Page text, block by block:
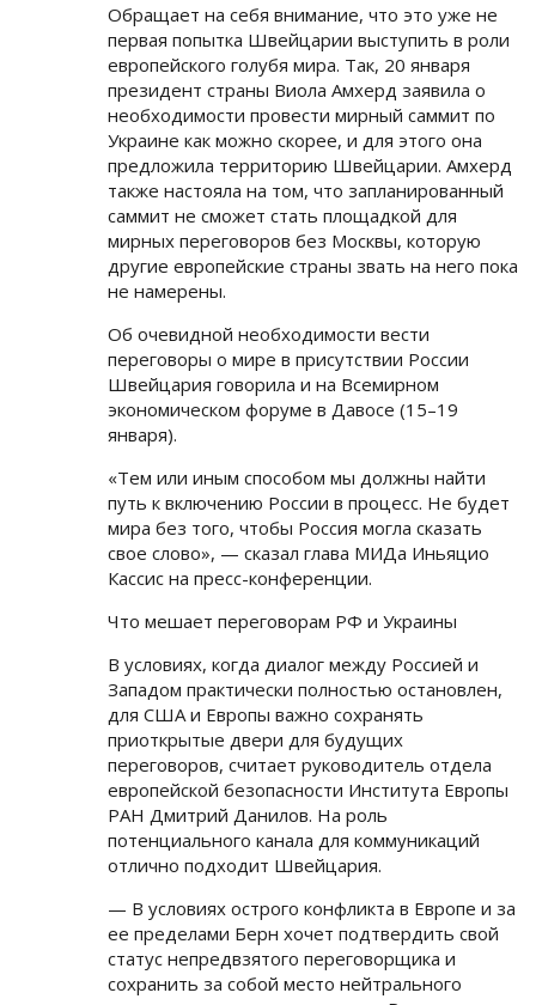
Обращает на себя внимание, что это уже не
первая попытка Швейцарии выступить в роли
европейского голубя мира. Так, 20 января
президент страны Виола Амхерд заявила о
необходимости провести мирный саммит по
Украине как можно скорее, и для этого она
предложила территорию Швейцарии. Амхерд
также настояла на том, что запланированный
саммит не сможет стать площадкой для
мирных переговоров без Москвы, которую
другие европейские страны звать на него пока
не намерены.
Об очевидной необходимости вести
переговоры о мире в присутствии России
Швейцария говорила и на Всемирном
экономическом форуме в Давосе (15–19
января).
«Тем или иным способом мы должны найти
путь к включению России в процесс. Не будет
мира без того, чтобы Россия могла сказать
свое слово», — сказал глава МИДа Иньяцио
Кассис на пресс-конференции.
Что мешает переговорам РФ и Украины
В условиях, когда диалог между Россией и
Западом практически полностью остановлен,
для США и Европы важно сохранять
приоткрытые двери для будущих
переговоров, считает руководитель отдела
европейской безопасности Института Европы
РАН Дмитрий Данилов. На роль
потенциального канала для коммуникаций
отлично подходит Швейцария.
— В условиях острого конфликта в Европе и за
ее пределами Берн хочет подтвердить свой
статус непредвзятого переговорщика и
сохранить за собой место нейтрального